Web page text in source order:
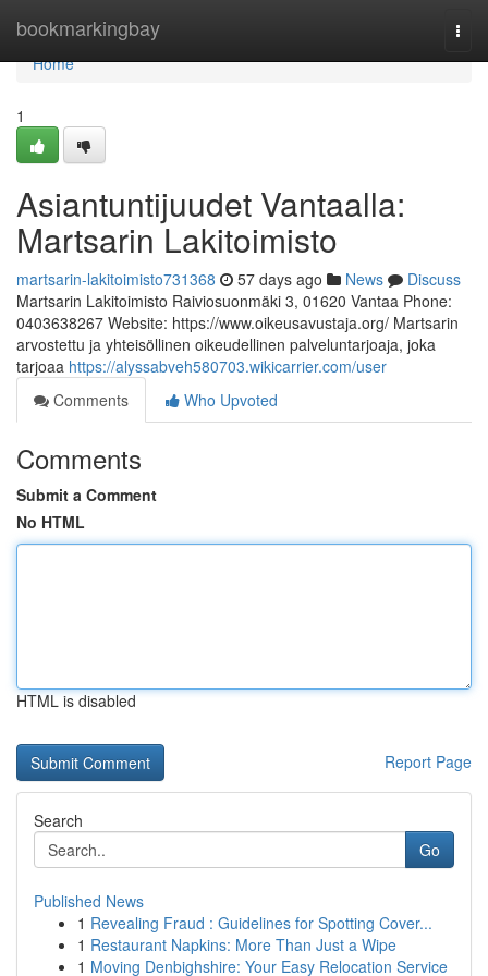
bookmarkingbay
Home
Home
1
Asiantuntijuudet Vantaalla:
Martsarin Lakitoimisto
martsarin-lakitoimisto731368 57 days ago News
Discuss
Martsarin Lakitoimisto Raiviosuonmäki 3, 01620 Vantaa Phone:
0403638267 Website: https://www.oikeusavustaja.org/ Martsarin
arvostettu ja yhteisöllinen oikeudellinen palveluntarjoaja, joka
tarjoaa https://alyssabveh580703.wikicarrier.com/user
Comments
Who Upvoted
Comments
Submit a Comment
No HTML
HTML is disabled
Report Page
Search
Go
Published News
1 Revealing Fraud : Guidelines for Spotting Cover...
1 Restaurant Napkins: More Than Just a Wipe
1 Moving Denbighshire: Your Easy Relocation Service